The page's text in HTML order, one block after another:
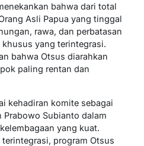
bahwa dari total
Asli Papua yang tinggal
rawa, dan perbatasan
yang terintegrasi.
bahwa Otsus diarahkan
paling rentan dan
kehadiran komite sebagai
Prabowo Subianto dalam
yang kuat.
program Otsus